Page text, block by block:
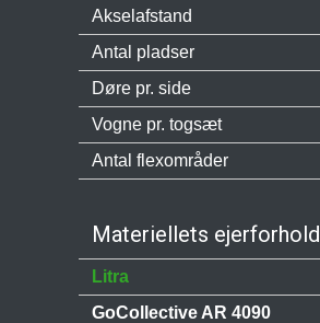
Akselafstand
Antal pladser
Døre pr. side
Vogne pr. togsæt
Antal flexområder
Materiellets ejerforhold
Litra
GoCollective AR 4090